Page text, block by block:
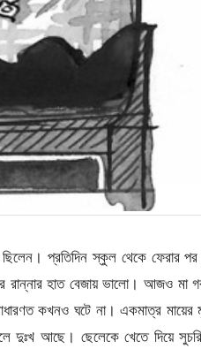
প্রতিদিন স্কুল থেকে ফেরার পর
রান্নার হাত বেজায় ভালো। আজও মা
কখনও ঘটে না। একমাত্র মায়ের
দুঃখ আছে। ছেলেকে খেতে দিয়ে